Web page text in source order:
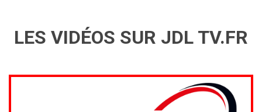
LES VIDÉOS SUR JDL TV.FR